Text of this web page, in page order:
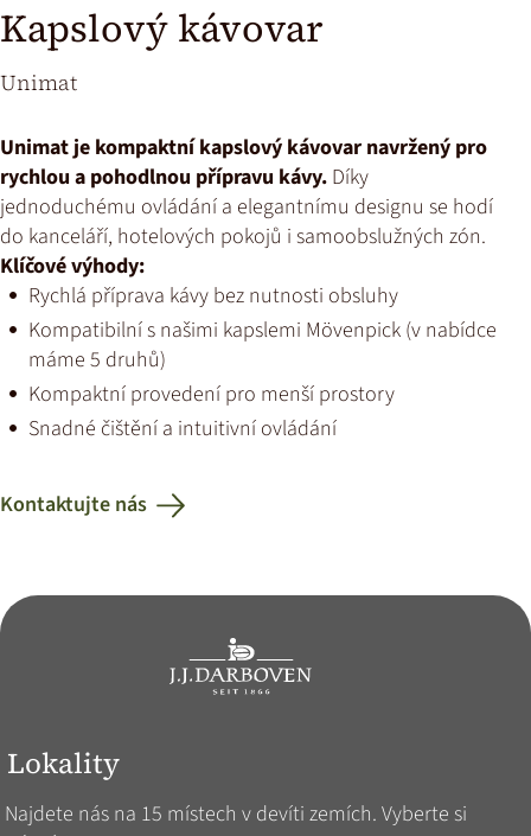
Kapslový kávovar
Unimat
Unimat je kompaktní kapslový kávovar navržený pro
rychlou a pohodlnou přípravu kávy. Díky
jednoduchému ovládání a elegantnímu designu se hodí
do kanceláří, hotelových pokojů i samoobslužných zón.
Klíčové výhody:
Rychlá příprava kávy bez nutnosti obsluhy
Kompatibilní s našimi kapslemi Mövenpick (v nabídce
máme 5 druhů)
Kompaktní provedení pro menší prostory
Snadné čištění a intuitivní ovládání
Kontaktujte nás
Lokality
Najdete nás na 15 místech v devíti zemích. Vyberte si